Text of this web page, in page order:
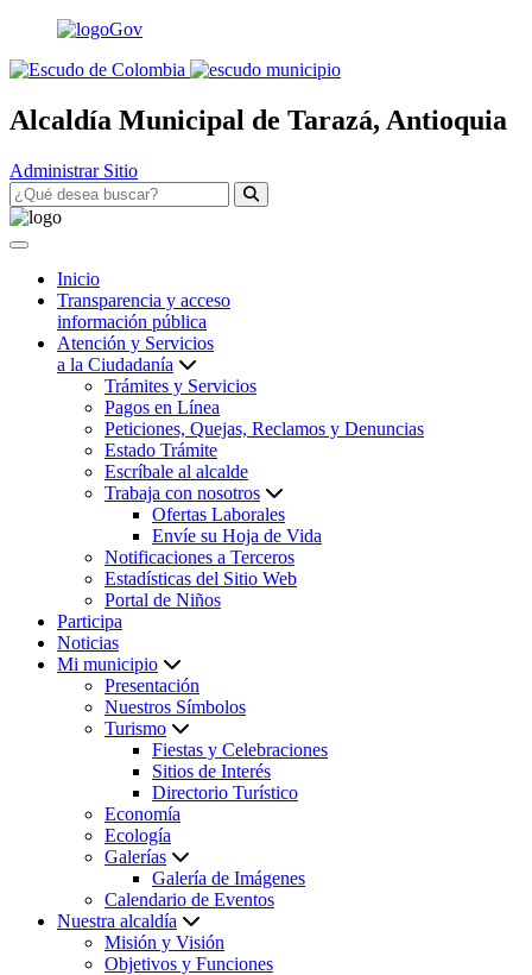
Alcaldía Municipal de Tarazá, Antioquia
Administrar Sitio
Inicio
Transparencia y acceso
información pública
Atención y Servicios
a la Ciudadanía
Trámites y Servicios
Pagos en Línea
Peticiones, Quejas, Reclamos y Denuncias
Estado Trámite
Escríbale al alcalde
Trabaja con nosotros
Ofertas Laborales
Envíe su Hoja de Vida
Notificaciones a Terceros
Estadísticas del Sitio Web
Portal de Niños
Participa
Noticias
Mi municipio
Presentación
Nuestros Símbolos
Turismo
Fiestas y Celebraciones
Sitios de Interés
Directorio Turístico
Economía
Ecología
Galerías
Galería de Imágenes
Calendario de Eventos
Nuestra alcaldía
Misión y Visión
Objetivos y Funciones